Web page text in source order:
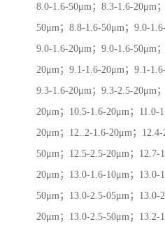
8.0-1.6-50μm；8.3-1.6-20μm
50μm；8.8-1.6-50μm；9.0-
9.0-1.6-20μm；9.0-1.6-50μm
20μm；9.1-1.6-20μm；9.1-
9.3-1.6-20μm；9.3-2.5-20μm
20μm；10.5-1.6-20μm；11.0-
20μm；12..2-1.6-20μm；
50μm；12.5-2.5-20μm；12.7-
20μm；13.0-1.6-10μm；13.0-
50μm；13.0-2.5-05μm；13.0-
20μm；13.0-2.5-50μm；13.2-